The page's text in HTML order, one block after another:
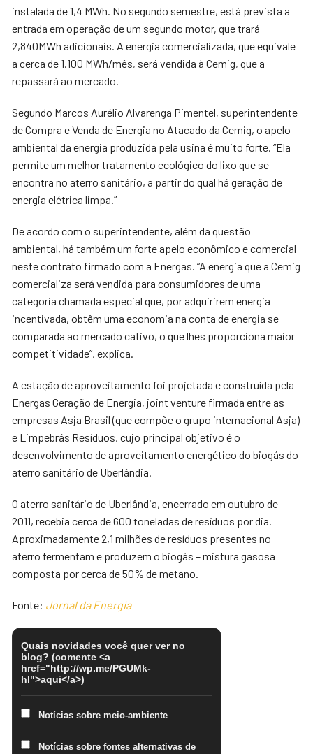
instalada de 1,4 MWh. No segundo semestre, está prevista a
entrada em operação de um segundo motor, que trará
2,840MWh adicionais. A energia comercializada, que equivale
a cerca de 1.100 MWh/mês, será vendida à Cemig, que a
repassará ao mercado.
Segundo Marcos Aurélio Alvarenga Pimentel, superintendente
de Compra e Venda de Energia no Atacado da Cemig, o apelo
ambiental da energia produzida pela usina é muito forte. “Ela
permite um melhor tratamento ecológico do lixo que se
encontra no aterro sanitário, a partir do qual há geração de
energia elétrica limpa.”
De acordo com o superintendente, além da questão
ambiental, há também um forte apelo econômico e comercial
neste contrato firmado com a Energas. “A energia que a Cemig
comercializa será vendida para consumidores de uma
categoria chamada especial que, por adquirirem energia
incentivada, obtêm uma economia na conta de energia se
comparada ao mercado cativo, o que lhes proporciona maior
competitividade”, explica.
A estação de aproveitamento foi projetada e construída pela
Energas Geração de Energia, joint venture firmada entre as
empresas Asja Brasil (que compõe o grupo internacional Asja)
e Limpebrás Resíduos, cujo principal objetivo é o
desenvolvimento de aproveitamento energético do biogás do
aterro sanitário de Uberlândia.
O aterro sanitário de Uberlândia, encerrado em outubro de
2011, recebia cerca de 600 toneladas de resíduos por dia.
Aproximadamente 2,1 milhões de resíduos presentes no
aterro fermentam e produzem o biogás – mistura gasosa
composta por cerca de 50% de metano.
Fonte: Jornal da Energia
Quais novidades você quer ver no
blog? (comente <a
href="http://wp.me/PGUMk-
hl">aqui</a>)
Notícias sobre meio-ambiente
Notícias sobre fontes alternativas de